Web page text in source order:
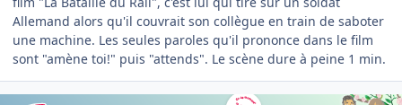
Allemand alors qu'il couvrait son collègue en train de saboter
une machine. Les seules paroles qu'il prononce dans le film
sont "amène toi!" puis "attends". Le scène dure à peine 1 min.